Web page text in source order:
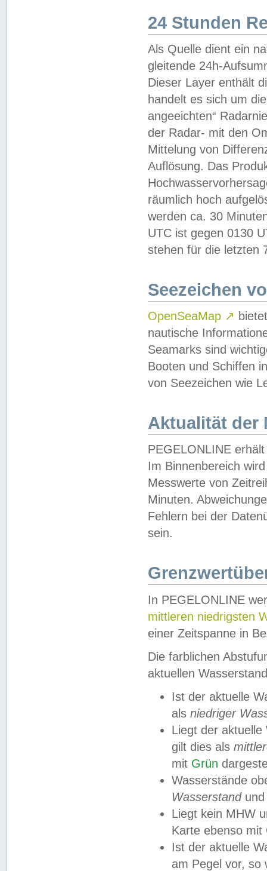
24 Stunden
Als Quelle dient ein
gleitende 24h-
Dieser Layer enthält
handelt es sich um
angeeichten“
der Radar- mit den
Mittelung von
Auflösung. Das
räumlich hoch
werden ca. 30
UTC ist gegen 0130
stehen für die letzten
Seezeichen
OpenSeaMap ↗
nautische
Seamarks sind
Booten und Schiffen
von Seezeichen wie
Aktualität der
PEGELONLINE
Im Binnenbereich
Messwerte von
Minuten.
Fehlern bei der
sein.
In PEGELONLINE
mittleren niedrigsten
einer Zeitspanne in
Die farblichen
aktuellen
Ist der aktuelle
als niedriger
Liegt der
gilt dies als
mit Grün
Wasserstände
Wasserstandund
Liegt kein MHW
Karte ebenso mit
Ist der aktuelle
am Pegel vor,